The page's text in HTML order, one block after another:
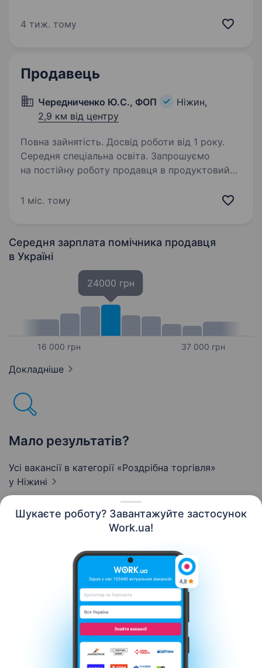
Шукаєте роботу? Завантажуйте застосунок
Work.ua!
та консультації освітлення, натяжні стелі,
4 тиж. тому
Продавець
Чередниченко Ю.С., ФОП
Ніжин,
2,9 км від центру
Повна зайнятість. Досвід роботи від 1 року.
Середня спеціальна освіта. Запрошуємо
на постійну роботу продавця в продуктовий
заробітної плати Деталі за телефоном: 068 194
1 міс. тому
Середня зарплата помічника продавця
в Україні
16 000 грн
24000 грн
37 000 грн
Докладніше
Мало результатів?
Усі вакансії в категорії «Роздрібна торгівля»
у Ніжині
Контакти Про нас
Кар’єра
Допомога Умови використання